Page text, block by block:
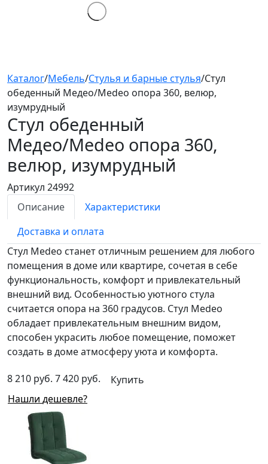
Каталог/Мебель/Стулья и барные стулья/Стул
обеденный Медео/Medeo опора 360, велюр,
изумрудный
Стул обеденный
Медео/Medeo опора 360,
велюр, изумрудный
Артикул 24992
Описание
Характеристики
Доставка и оплата
Стул Medeo станет отличным решением для любого
помещения в доме или квартире, сочетая в себе
функциональность, комфорт и привлекательный
внешний вид. Особенностью уютного стула
считается опора на 360 градусов. Стул Medeo
обладает привлекательным внешним видом,
способен украсить любое помещение, поможет
создать в доме атмосферу уюта и комфорта.
8 210 руб. 7 420 руб.
Купить
Нашли дешевле?